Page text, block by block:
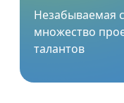
Незабываемая
множество
талантов